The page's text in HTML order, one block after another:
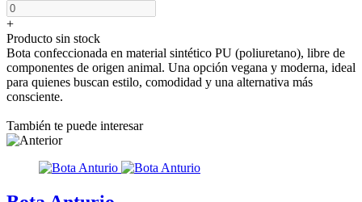
+
Producto sin stock
Bota confeccionada en material sintético PU (poliuretano), libre de
componentes de origen animal. Una opción vegana y moderna, ideal
para quienes buscan estilo, comodidad y una alternativa más
consciente.
También te puede interesar